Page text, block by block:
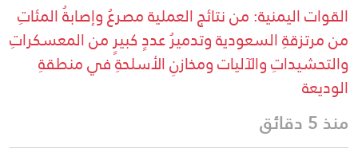
القوات اليمنية: من نتائج العملية مصرعُ وإصابةُ المئاتِ
من مرتزقةِ السعودية وتدميرُ عددٍ كبيرٍ من المعسكراتِ
والتحشيداتِ والآليات ومخازنِ الأسلحةِ في منطقةِ
الوديعة
منذ 5 دقائق